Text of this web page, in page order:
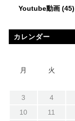
Youtube動画(45)
カレンダー
月
火
3
4
10
11